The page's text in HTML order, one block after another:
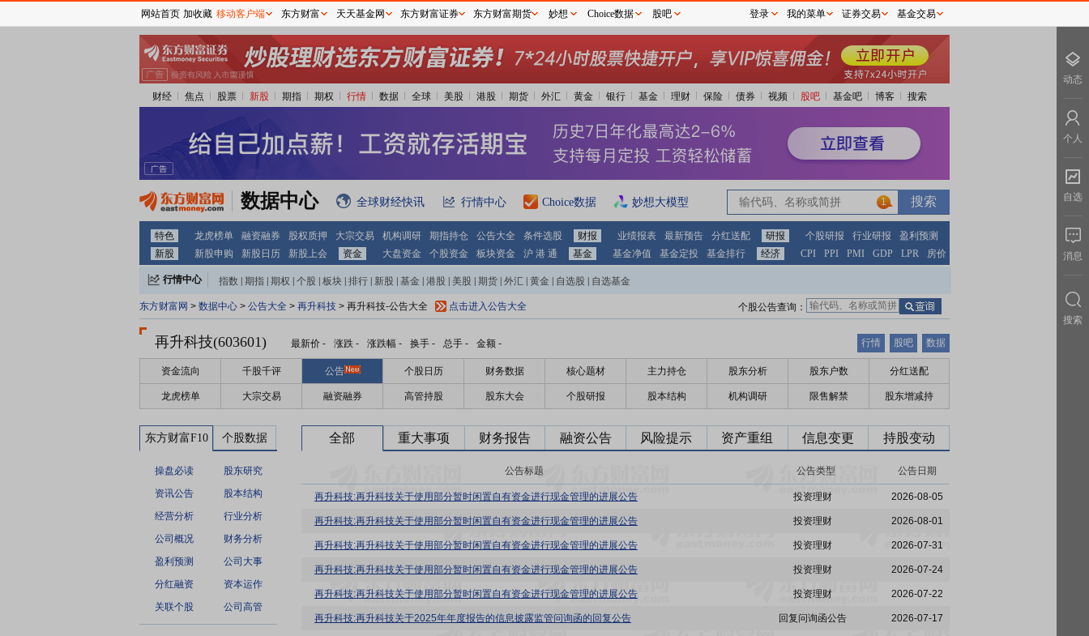
财经 焦点 股票 新股 期指 期权 行情 数据 全球 美股 港股 期货 外汇 黄金 银行 基金 理财 保险 债券 视频 股吧 基金吧 博客 搜索
数据中心 全球财经快讯 行情中心 Choice数据 妙想大模型 1
特色 龙虎榜单 融资融券 股权质押 大宗交易 机构调研 期指持仓 公告大全 条件选股 财报 业绩报表 最新预告 分红送配 研报 个股研报 行业研报
盈利预测
新股
新股申购 新股日历 新股上会 资金 大盘资金 个股资金 板块资金 沪 港 通 基金 基金净值 基金定投 基金排行 经济 CPI PPI PMI GDP LPR 房价
行情中心 指数 期指 期权 个股 板块 排行 新股 基金 港股 美股 期货 外汇 黄金 自选股 自选基金
东方财富网 > 数据中心 > 公告大全 > 再升科技 > 再升科技-公告大全 点击进入公告大全 个股公告查询：
再升科技(603601) 最新价 - 涨跌 - 涨跌幅 - 换手 - 总手 - 金额 - 行情 股吧 数据
资金流向 千股千评 公告 个股日历 财务数据 核心题材 主力持仓 股东分析 股东户数 分红送配
龙虎榜单 大宗交易 融资融券 高管持股 股东大会 个股研报 股本结构 机构调研 限售解禁 股东增减持
东方财富F10 个股数据
操盘必读
股东研究
资讯公告
股本结构
经营分析
行业分析
公司概况
财务分析
盈利预测
公司大事
分红融资
资本运作
关联个股
公司高管
全部 重大事项 财务报告 融资公告 风险提示 资产重组 信息变更 持股变动
公告标题 公告类型 公告日期
再升科技:再升科技关于使用部分暂时闲置自有资金进行现金管理的进展公告 投资理财 2026-08-05
再升科技:再升科技关于使用部分暂时闲置自有资金进行现金管理的进展公告 投资理财 2026-08-01
再升科技:再升科技关于使用部分暂时闲置自有资金进行现金管理的进展公告 投资理财 2026-07-31
再升科技:再升科技关于使用部分暂时闲置自有资金进行现金管理的进展公告 投资理财 2026-07-24
再升科技:再升科技关于使用部分暂时闲置自有资金进行现金管理的进展公告 投资理财 2026-07-22
再升科技:再升科技关于2025年年度报告的信息披露监管问询函的回复公告 回复问询函公告 2026-07-17
网站首页 加收藏 移动客户端 东方财富 天天基金网 东方财富证券 东方财富期货 妙想 Choice数据 股吧 登录 我的菜单 证券交易 基金交易
动态
个人
自选
消息
搜索